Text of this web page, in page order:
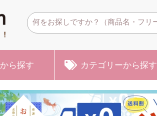
から探す カテゴリーから探す